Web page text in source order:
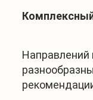
Направлений